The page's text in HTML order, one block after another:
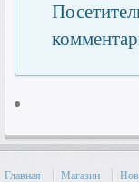
Главная Магазин